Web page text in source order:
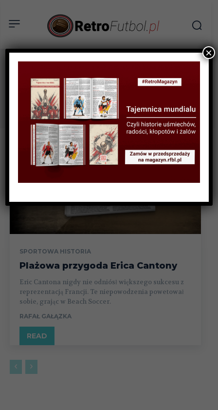
Tag: Copacabana
SPORTOWA HISTORIA
Plażowa przygoda Erica Cantony
Eric Cantona nigdy nie odniósł większego sukcesu z
reprezentacją Francji. Te niepowodzenia powetował
sobie, grając w Beach Soccer.
RAFAŁ GAŁĄZKA
READ
×